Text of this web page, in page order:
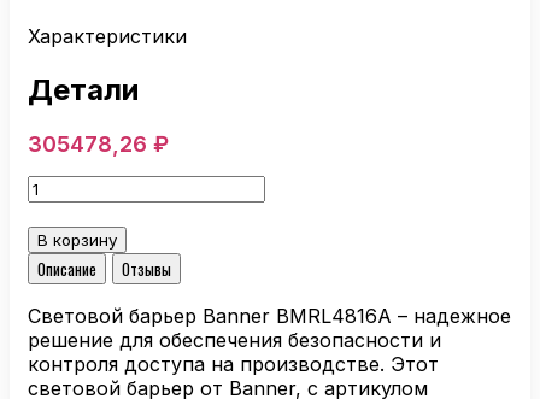
Характеристики
Детали
305478,26 ₽
Количество
товара
Световой
барьер
Banner
BMRL4816A
В корзину
Описание
Отзывы
Световой барьер Banner BMRL4816A – надежное
решение для обеспечения безопасности и
контроля доступа на производстве. Этот
световой барьер от Banner, с артикулом